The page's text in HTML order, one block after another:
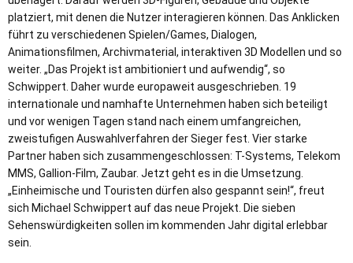
platziert, mit denen die Nutzer interagieren können. Das Anklicken
führt zu verschiedenen Spielen/Games, Dialogen,
Animationsfilmen, Archivmaterial, interaktiven 3D Modellen und so
weiter. „Das Projekt ist ambitioniert und aufwendig“, so
Schwippert. Daher wurde europaweit ausgeschrieben. 19
internationale und namhafte Unternehmen haben sich beteiligt
und vor wenigen Tagen stand nach einem umfangreichen,
zweistufigen Auswahlverfahren der Sieger fest. Vier starke
Partner haben sich zusammengeschlossen: T-Systems, Telekom
MMS, Gallion-Film, Zaubar. Jetzt geht es in die Umsetzung.
„Einheimische und Touristen dürfen also gespannt sein!“, freut
sich Michael Schwippert auf das neue Projekt. Die sieben
Sehenswürdigkeiten sollen im kommenden Jahr digital erlebbar
sein.